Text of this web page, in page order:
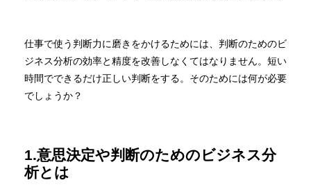
仕事で使う判断力に磨きをかけるためには、判断のためのビ
ジネス分析の効率と精度を改善しなくてはなりません。短い
時間でできるだけ正しい判断をする。そのためには何が必要
でしょうか？
1.意思決定や判断のためのビジネス分
析とは